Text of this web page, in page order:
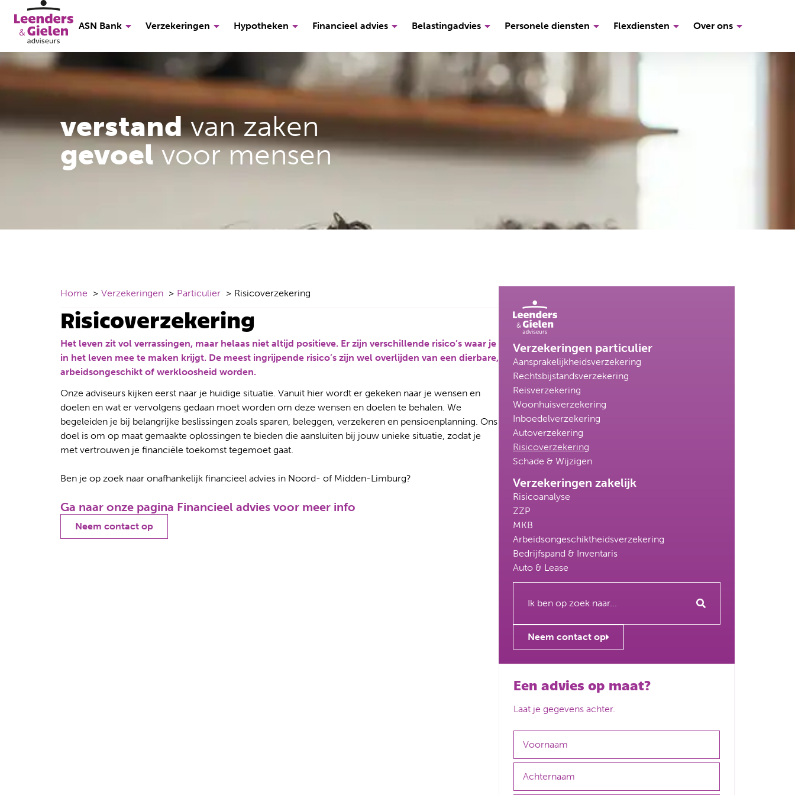
ASN Bank Verzekeringen Hypotheken Financieel advies Belastingadvies Personele diensten Flexdiensten Over ons
verstandvan zaken
gevoelvoor mensen
Home Verzekeringen Particulier Risicoverzekering
Risicoverzekering
Het leven zit vol verrassingen, maar helaas niet altijd positieve. Er zijn verschillende risico’s waar je
in het leven mee te maken krijgt. De meest ingrijpende risico’s zijn wel overlijden van een dierbare,
arbeidsongeschikt of werkloosheid worden.
Onze adviseurs kijken eerst naar je huidige situatie. Vanuit hier wordt er gekeken naar je wensen en
doelen en wat er vervolgens gedaan moet worden om deze wensen en doelen te behalen. We
begeleiden je bij belangrijke beslissingen zoals sparen, beleggen, verzekeren en pensioenplanning. Ons
doel is om op maat gemaakte oplossingen te bieden die aansluiten bij jouw unieke situatie, zodat je
met vertrouwen je financiële toekomst tegemoet gaat.
Ben je op zoek naar onafhankelijk financieel advies in Noord- of Midden-Limburg?
Ga naar onze pagina Financieel advies voor meer info
Neem contact op
Verzekeringen particulier
Aansprakelijkheidsverzekering
Rechtsbijstandsverzekering
Reisverzekering
Woonhuisverzekering
Inboedelverzekering
Autoverzekering
Risicoverzekering
Schade & Wijzigen
Verzekeringen zakelijk
Risicoanalyse
ZZP
MKB
Arbeidsongeschiktheidsverzekering
Bedrijfspand & Inventaris
Auto & Lease
Neem contact op
Een advies op maat?
Laat je gegevens achter.